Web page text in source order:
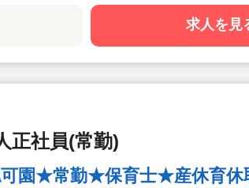
傾けることを
◆宿舎借り
◆産休育休実
す
求人を見
正社員(常勤)
園★常勤★保育士★産休育休